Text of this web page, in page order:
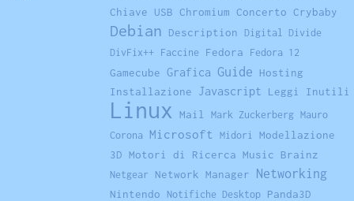
Chiave USB Chromium Concerto Crybaby
Debian Description
Digital Divide
DivFix++
Faccine Fedora Fedora 12
Gamecube Grafica Guide
Hosting
Installazione
Javascript Leggi Inutili
Linux Mail Mark Zuckerberg Mauro
Corona
Microsoft Midori
Modellazione
3D Motori di Ricerca Music Brainz
Netgear Network Manager Networking
Nintendo Notifiche Desktop
Panda3D